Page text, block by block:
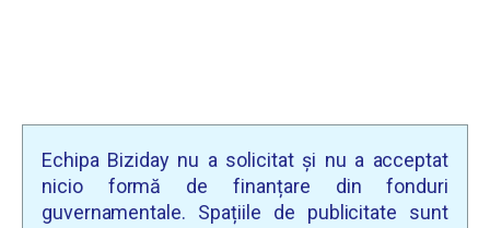
Echipa Biziday nu a solicitat și nu a acceptat
nicio formă de finanțare din fonduri
guvernamentale. Spațiile de publicitate sunt